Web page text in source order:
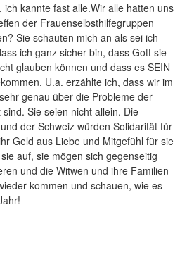
ich kannte fast alle.Wir alle hatten uns
der Frauenselbsthilfegruppen
Sie schauten mich an als sei ich
ich ganz sicher bin, dass Gott sie
glauben können und dass es SEIN
U.a. erzählte ich, dass wir im
genau über die Probleme der
Sie seien nicht allein. Die
der Schweiz würden Solidarität für
Geld aus Liebe und Mitgefühl für sie
auf, sie mögen sich gegenseitig
und die Witwen und ihre Familien
kommen und schauen, wie es